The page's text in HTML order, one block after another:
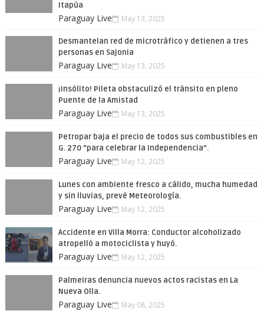
Itapúa
Paraguay Live May 13, 2025
Desmantelan red de microtráfico y detienen a tres
personas en Sajonia
Paraguay Live May 13, 2025
¡Insólito! Pileta obstaculizó el tránsito en pleno
Puente de la Amistad
Paraguay Live May 13, 2025
Petropar baja el precio de todos sus combustibles en
G. 270 “para celebrar la Independencia”.
Paraguay Live May 12, 2025
Lunes con ambiente fresco a cálido, mucha humedad
y sin lluvias, prevé Meteorología.
Paraguay Live May 12, 2025
Accidente en Villa Morra: Conductor alcoholizado
atropelló a motociclista y huyó.
Paraguay Live May 12, 2025
Palmeiras denuncia nuevos actos racistas en La
Nueva Olla.
Paraguay Live May 08, 2025